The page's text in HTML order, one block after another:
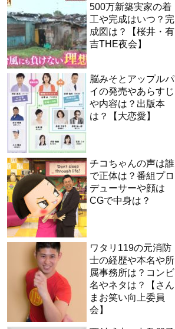
500万新築実家の着
工や完成はいつ？完
成図は？【桜井・有
吉THE夜会】
脳みそとアップルパ
イの発売やあらすじ
や内容は？出版本
は？【大恋愛】
チコちゃんの声は誰
で正体は？番組プロ
デューサーや顔は
CGで中身は？
ワタリ119の元消防
士の経歴や本名や所
属事務所は？コンビ
名やネタは？【さん
まお笑い向上委員
会】